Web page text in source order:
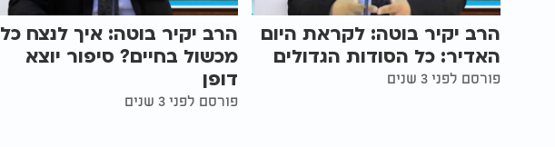
הרב יקיר בוטה: לקראת היום
האדיר: כל הסודות הגדולים
פורסם לפני 3 שנים
הרב יקיר בוטה: איך לנצח כל
מכשול בחיים? סיפור יוצא
דופן
פורסם לפני 3 שנים